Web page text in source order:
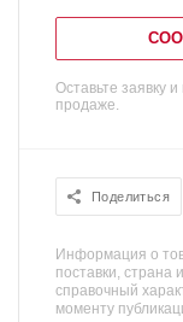
Оставьте заявку
продаже.
Поделиться
Информация о
поставки, страна
справочный
моменту